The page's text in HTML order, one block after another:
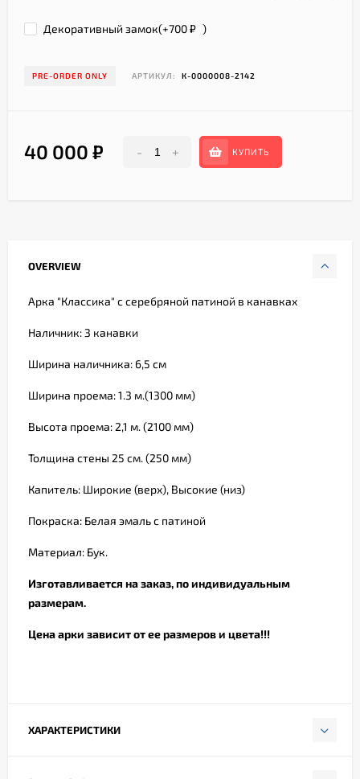
Декоративный замок(+700 )
PRE-ORDER ONLY АРТИКУЛ: К-0000008-2142
40 000 - + КУПИТЬ
OVERVIEW
Арка "Классика" с серебряной патиной в канавках
Наличник: 3 канавки
Ширина наличника: 6,5 см
Ширина проема: 1.3 м.(1300 мм)
Высота проема: 2,1 м. (2100 мм)
Толщина стены 25 см. (250 мм)
Капитель: Широкие (верх), Высокие (низ)
Покраска: Белая эмаль с патиной
Материал: Бук.
Изготавливается на заказ, по индивидуальным
размерам.
Цена арки зависит от ее размеров и цвета!!!
ХАРАКТЕРИСТИКИ